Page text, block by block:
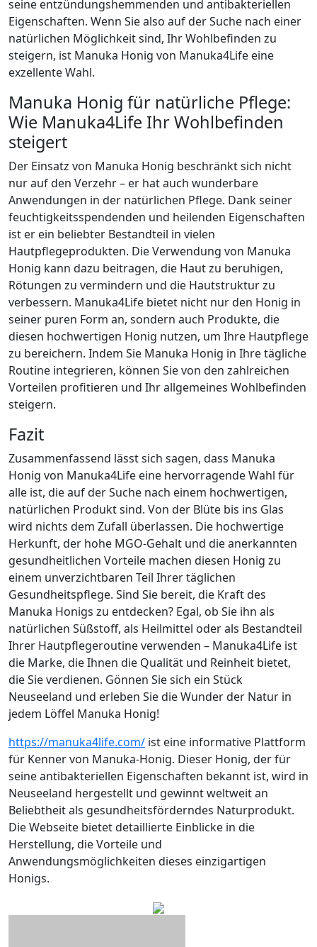
seine entzündungshemmenden und antibakteriellen
Eigenschaften. Wenn Sie also auf der Suche nach einer
natürlichen Möglichkeit sind, Ihr Wohlbefinden zu
steigern, ist Manuka Honig von Manuka4Life eine
exzellente Wahl.
Manuka Honig für natürliche Pflege:
Wie Manuka4Life Ihr Wohlbefinden
steigert
Der Einsatz von Manuka Honig beschränkt sich nicht
nur auf den Verzehr – er hat auch wunderbare
Anwendungen in der natürlichen Pflege. Dank seiner
feuchtigkeitsspendenden und heilenden Eigenschaften
ist er ein beliebter Bestandteil in vielen
Hautpflegeprodukten. Die Verwendung von Manuka
Honig kann dazu beitragen, die Haut zu beruhigen,
Rötungen zu vermindern und die Hautstruktur zu
verbessern. Manuka4Life bietet nicht nur den Honig in
seiner puren Form an, sondern auch Produkte, die
diesen hochwertigen Honig nutzen, um Ihre Hautpflege
zu bereichern. Indem Sie Manuka Honig in Ihre tägliche
Routine integrieren, können Sie von den zahlreichen
Vorteilen profitieren und Ihr allgemeines Wohlbefinden
steigern.
Fazit
Zusammenfassend lässt sich sagen, dass Manuka
Honig von Manuka4Life eine hervorragende Wahl für
alle ist, die auf der Suche nach einem hochwertigen,
natürlichen Produkt sind. Von der Blüte bis ins Glas
wird nichts dem Zufall überlassen. Die hochwertige
Herkunft, der hohe MGO-Gehalt und die anerkannten
gesundheitlichen Vorteile machen diesen Honig zu
einem unverzichtbaren Teil Ihrer täglichen
Gesundheitspflege. Sind Sie bereit, die Kraft des
Manuka Honigs zu entdecken? Egal, ob Sie ihn als
natürlichen Süßstoff, als Heilmittel oder als Bestandteil
Ihrer Hautpflegeroutine verwenden – Manuka4Life ist
die Marke, die Ihnen die Qualität und Reinheit bietet,
die Sie verdienen. Gönnen Sie sich ein Stück
Neuseeland und erleben Sie die Wunder der Natur in
jedem Löffel Manuka Honig!
https://manuka4life.com/ ist eine informative Plattform
für Kenner von Manuka-Honig. Dieser Honig, der für
seine antibakteriellen Eigenschaften bekannt ist, wird in
Neuseeland hergestellt und gewinnt weltweit an
Beliebtheit als gesundheitsförderndes Naturprodukt.
Die Webseite bietet detaillierte Einblicke in die
Herstellung, die Vorteile und
Anwendungsmöglichkeiten dieses einzigartigen
Honigs.